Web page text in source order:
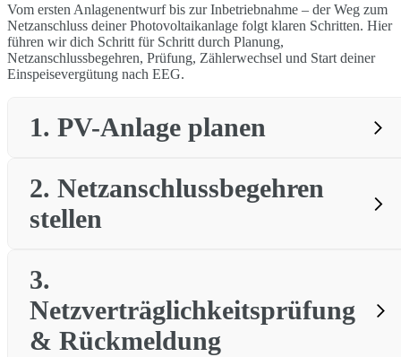
Vom ersten Anlagenentwurf bis zur Inbetriebnahme – der Weg zum
Netzanschluss deiner Photovoltaikanlage folgt klaren Schritten. Hier
führen wir dich Schritt für Schritt durch Planung,
Netzanschlussbegehren, Prüfung, Zählerwechsel und Start deiner
Einspeisevergütung nach EEG.
1. PV-Anlage planen
2. Netzanschlussbegehren
stellen
Webportal des
Netzbetreibers
3.
Netzverträglichkeitsprüfung
& Rückmeldung